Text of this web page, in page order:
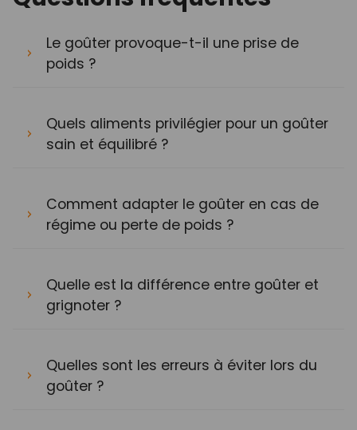
Le goûter provoque-t-il une prise de
poids ?
Quels aliments privilégier pour un goûter
sain et équilibré ?
Comment adapter le goûter en cas de
régime ou perte de poids ?
Quelle est la différence entre goûter et
grignoter ?
Quelles sont les erreurs à éviter lors du
goûter ?